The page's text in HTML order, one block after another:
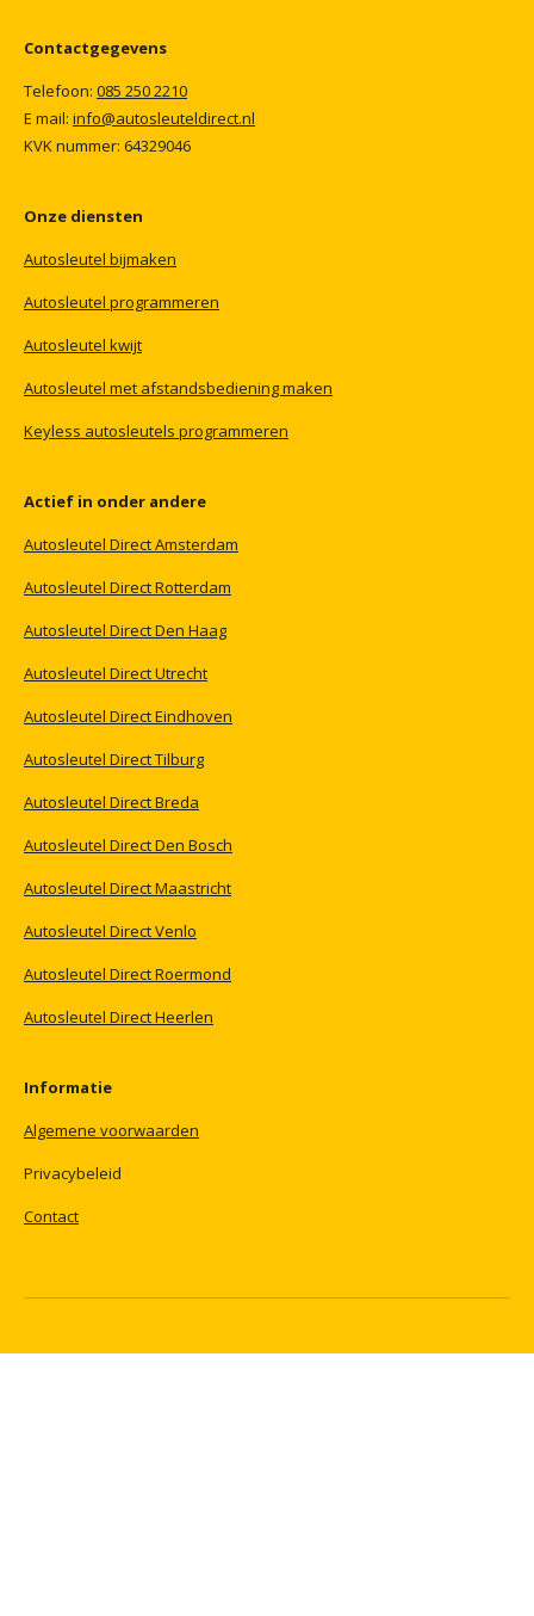
Contactgegevens
Telefoon: 085 2502210
E mail: info@autosleuteldirect.nl
KVKnummer: 64329046
Onze diensten
Autosleutel bijmaken
Autosleutel programmeren
Autosleutel kwijt
Autosleutel met afstandsbedieningmaken
Keyless autosleutels programmeren
Actief in onder andere
Autosleutel DirectAmsterdam
Autosleutel DirectRotterdam
Autosleutel DirectDen Haag
Autosleutel DirectUtrecht
Autosleutel DirectEindhoven
Autosleutel DirectTilburg
Autosleutel DirectBreda
Autosleutel DirectDen Bosch
Autosleutel DirectMaastricht
Autosleutel DirectVenlo
Autosleutel DirectRoermond
Autosleutel DirectHeerlen
Informatie
Algemene voorwaarden
Privacybeleid
Contact